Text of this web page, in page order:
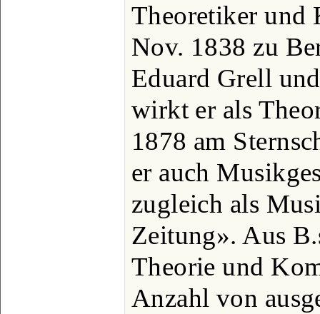
Theoretiker und
Nov. 1838 zu
Eduard Grell
wirkt er als
1878 am
er auch
zugleich als
Zeitung». Aus
Theorie und
Anzahl von